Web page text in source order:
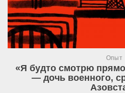
Опыт
«Я будто смотрю
— дочь военного,